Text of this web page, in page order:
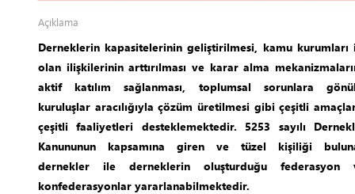
Açıklama
Derneklerin kapasitelerinin geliştirilmesi, kamu kurumları
olan ilişkilerinin arttırılması ve karar alma
aktif katılım sağlanması, toplumsal sorunlara
kuruluşlar aracılığıyla çözüm üretilmesi gibi çeşitli
çeşitli faaliyetleri desteklemektedir. 5253 sayılı
Kanununun kapsamına giren ve tüzel kişiliği
dernekler ile derneklerin oluşturduğu federasyon
konfederasyonlar yararlanabilmektedir.